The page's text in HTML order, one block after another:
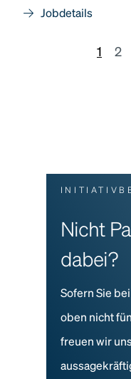
Jobdetails
1 2
Nicht
dabei?
Sofern Sie
oben nicht
freuen wir